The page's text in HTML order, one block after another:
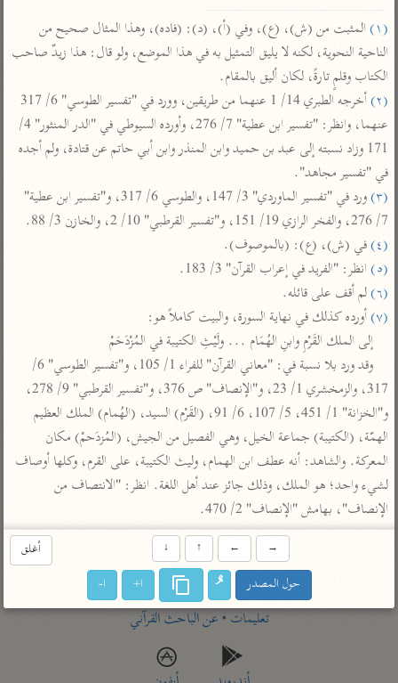
منتقاة
تفسير ابن القيم
تفسير ابن تيمية
عامّة
تفسير السمعاني
تفسير مكّي
محاسن التأويل
للقاسمي
تفسير الثعالبي
تفسير السمرقندي
تفسير الثعلبي
نظم الدرر للبقاعي
لغة وبلاغة
التحرير والتنوير
المحرر الوجيز لابن
البحر المحيط لأبي
حيان
البسيط للواحدي
الكشاف للزمخشري
جامع البيان للإيجي
تفسير البيضاوي
تفسير النسفي
الوجيز للواحدي
تفسير ابن أبي زمنين
آثار
تفسير ابن أبي حاتم
تفسير مقاتل
تفسير قتادة
اشترك لتصلك أخبار مشاريعنا
اشترك
راسلنا •تليجرام •تويتر
تعليمات •عن الباحث القرآني
(١)
الكتاب وقلمٍ تارةً، لكان أليق بالمقام.
(٢)
في "تفسير مجاهد".
(٣)
7/ 276، والفخر الرازي 19/ 151، و"تفسير القرطبي" 10/ 2، والخازن 3/ 88.
(٤)
في (ش)، (ع): (بالموصوف).
(٥)
انظر: "الفريد في إعراب القرآن" 3/ 183.
(٦)
لم أقف على قائله.
(٧)
أورده كذلك في نهاية السورة، والبيت كاملاً هو:
إلى الملك القَرْمِ وابنِ الهُمَام ... ولَيْثِ الكتيبة في المُزْدَحَمْ
الإنصاف"، بهامش "الإنصاف" 2/ 470.
أغلق →
←
↑
↓
حول المصدر ا+ ا-